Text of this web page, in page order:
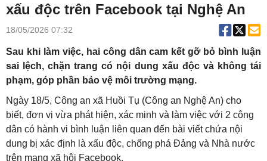
xấu độc trên Facebook tại Nghệ An
18/05/2026 07:32
Sau khi làm việc, hai công dân cam kết gỡ bỏ bình luận
sai lệch, chặn trang có nội dung xấu độc và không tái
phạm, góp phần bảo vệ môi trường mạng.
Ngày 18/5, Công an xã Huồi Tụ (Công an Nghệ An) cho
biết, đơn vị vừa phát hiện, xác minh và làm việc với 2 công
dân có hành vi bình luận liên quan đến bài viết chứa nội
dung bị xác định là xấu độc, chống phá Đảng và Nhà nước
trên mạng xã hội Facebook.